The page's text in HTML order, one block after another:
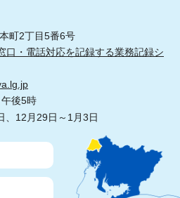
町2丁目5番6号
口・電話対応を記録する業務記録シ
後5時
、12月29日～1月3日